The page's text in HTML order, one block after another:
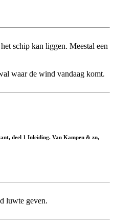
schip kan liggen. Meestal een
waar de wind vandaag komt.
deel 1 Inleiding. Van Kampen & zn,
luwte geven.